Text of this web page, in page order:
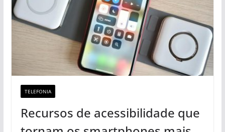
TELEFONIA
Recursos de acessibilidade que